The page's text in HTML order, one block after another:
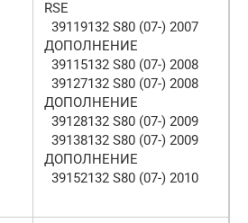
RSE
39119132 S80 (07-) 2007
ДОПОЛНЕНИЕ
39115132 S80 (07-) 2008
39127132 S80 (07-) 2008
ДОПОЛНЕНИЕ
39128132 S80 (07-) 2009
39138132 S80 (07-) 2009
ДОПОЛНЕНИЕ
39152132 S80 (07-) 2010